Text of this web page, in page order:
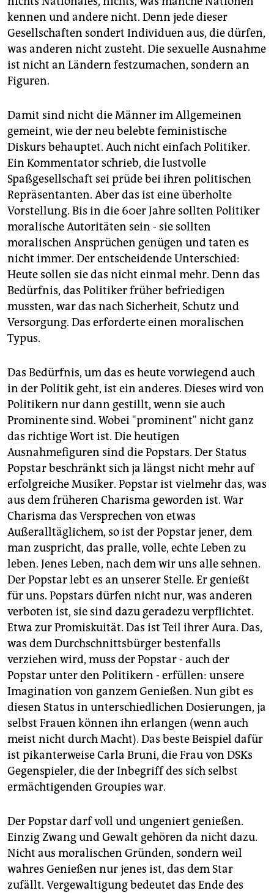
kennen und andere nicht. Denn jede dieser
Gesellschaften sondert Individuen aus, die dürfen,
was anderen nicht zusteht. Die sexuelle Ausnahme
ist nicht an Ländern festzumachen, sondern an
Figuren.
Damit sind nicht die Männer im Allgemeinen
gemeint, wie der neu belebte feministische
Diskurs behauptet. Auch nicht einfach Politiker.
Ein Kommentator schrieb, die lustvolle
Spaßgesellschaft sei prüde bei ihren politischen
Repräsentanten. Aber das ist eine überholte
Vorstellung. Bis in die 60er Jahre sollten Politiker
moralische Autoritäten sein - sie sollten
moralischen Ansprüchen genügen und taten es
nicht immer. Der entscheidende Unterschied:
Heute sollen sie das nicht einmal mehr. Denn das
Bedürfnis, das Politiker früher befriedigen
mussten, war das nach Sicherheit, Schutz und
Versorgung. Das erforderte einen moralischen
Typus.
Das Bedürfnis, um das es heute vorwiegend auch
in der Politik geht, ist ein anderes. Dieses wird von
Politikern nur dann gestillt, wenn sie auch
Prominente sind. Wobei "prominent" nicht ganz
das richtige Wort ist. Die heutigen
Ausnahmefiguren sind die Popstars. Der Status
Popstar beschränkt sich ja längst nicht mehr auf
erfolgreiche Musiker. Popstar ist vielmehr das, was
aus dem früheren Charisma geworden ist. War
Charisma das Versprechen von etwas
Außeralltäglichem, so ist der Popstar jener, dem
man zuspricht, das pralle, volle, echte Leben zu
leben. Jenes Leben, nach dem wir uns alle sehnen.
Der Popstar lebt es an unserer Stelle. Er genießt
für uns. Popstars dürfen nicht nur, was anderen
verboten ist, sie sind dazu geradezu verpflichtet.
Etwa zur Promiskuität. Das ist Teil ihrer Aura. Das,
was dem Durchschnittsbürger bestenfalls
verziehen wird, muss der Popstar - auch der
Popstar unter den Politikern - erfüllen: unsere
Imagination von ganzem Genießen. Nun gibt es
diesen Status in unterschiedlichen Dosierungen, ja
selbst Frauen können ihn erlangen (wenn auch
meist nicht durch Macht). Das beste Beispiel dafür
ist pikanterweise Carla Bruni, die Frau von DSKs
Gegenspieler, die der Inbegriff des sich selbst
ermächtigenden Groupies war.
Der Popstar darf voll und ungeniert genießen.
Einzig Zwang und Gewalt gehören da nicht dazu.
Nicht aus moralischen Gründen, sondern weil
wahres Genießen nur jenes ist, das dem Star
zufällt. Vergewaltigung bedeutet das Ende des